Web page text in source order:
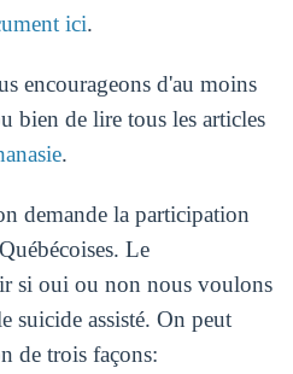
ici.
encourageons d'au moins
bien de lire tous les articles
.
demande la participation
Le
si oui ou non nous voulons
suicide assisté. On peut
de trois façons: